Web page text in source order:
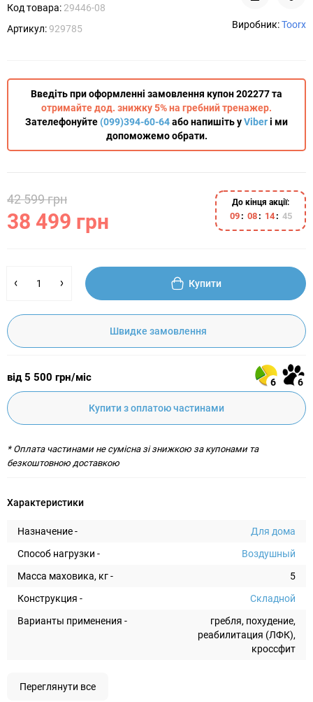
Код товара: 29446-08
Артикул: 929785 Виробник:Toorx
Введіть при оформленні замовлення купон 202277 та
отримайте дод. знижку 5% на гребний тренажер.
Зателефонуйте(099)394-60-64або напишіть уViberі ми
допоможемо обрати.
42 599 грн
38 499 грн
До кінця акції:
09 08 14 44
Купити
Швидке замовлення
від 5 500 грн/міс 6 6
Купити з оплатою частинами
* Оплата частинами не сумісна зі знижкою за купонами та
безкоштовною доставкою
Характеристики
Назначение -
Для дома
Способ нагрузки -
Воздушный
Масса маховика, кг -
5
Конструкция -
Складной
Варианты применения -
гребля, похудение,
реабилитация (ЛФК),
кроссфит
Переглянути все